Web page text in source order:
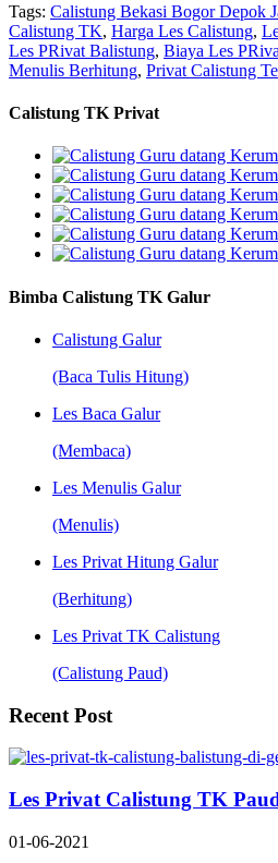
Tags: Calistung Bekasi Bogor Depok
Calistung TK, Harga Les Calistung,
Les PRivat Balistung, Biaya Les
Menulis Berhitung, Privat Calistung
Calistung TK Privat
Bimba Calistung TK Galur
Calistung Galur
(Baca Tulis Hitung)
Les Baca Galur
(Membaca)
Les Menulis Galur
(Menulis)
Les Privat Hitung Galur
(Berhitung)
Les Privat TK Calistung
(Calistung Paud)
Recent Post
Les Privat Calistung TK
01-06-2021